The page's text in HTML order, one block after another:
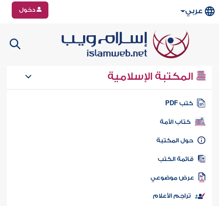
عربي دخول
المكتبة الإسلامية
كتب PDF
كتاب الأمة
المكتبة
الكتب
موضوعي